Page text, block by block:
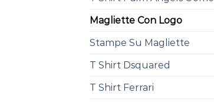
Magliette Con Logo
Stampe Su Magliette
T Shirt Dsquared
T Shirt Ferrari